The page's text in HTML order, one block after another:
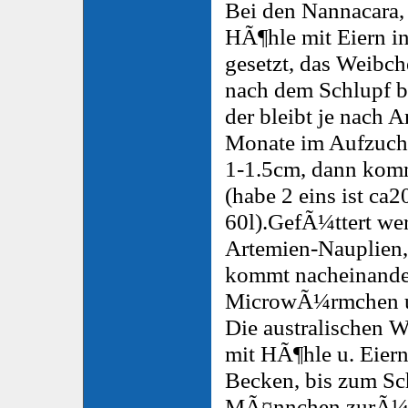
Bei den
HÃ¶hle mit Eiern
gesetzt, das
nach dem Schlupf
der bleibt je nach
Monate im
1-1.5cm, dann
(habe 2 eins ist
60l).GefÃ¼ttert
Artemien-
kommt
MicrowÃ¼rmchen
Die australischen
mit HÃ¶hle u.
Becken, bis zum